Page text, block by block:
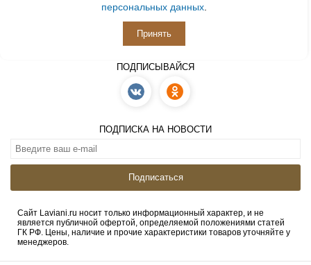
персональных данных.
Принять
ПОДПИСЫВАЙСЯ
ПОДПИСКА НА НОВОСТИ
Подписаться
Сайт Laviani.ru носит только информационный характер, и не
является публичной офертой, определяемой положениями статей
ГК РФ. Цены, наличие и прочие характеристики товаров уточняйте у
менеджеров.